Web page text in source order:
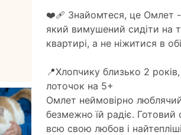
❤️‍🩹 Знайомтеся, це Омлет -
який вимушений сидіти на
квартирі, а не ніжитися в
📍Хлопчику близько 2
лоточок на 5+
Омлет неймовірно
безмежно їй радіє. Готовий
всю свою любов і